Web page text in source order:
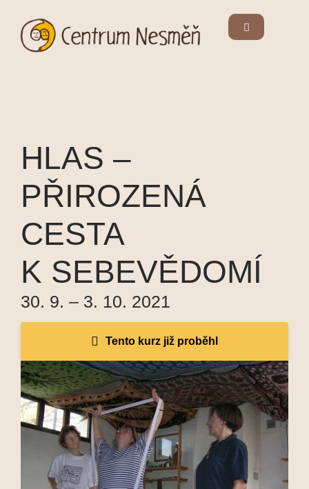
HLAS –
PŘIROZENÁ
CESTA
K SEBEVĚDOMÍ
30. 9. – 3. 10. 2021
Tento kurz již proběhl